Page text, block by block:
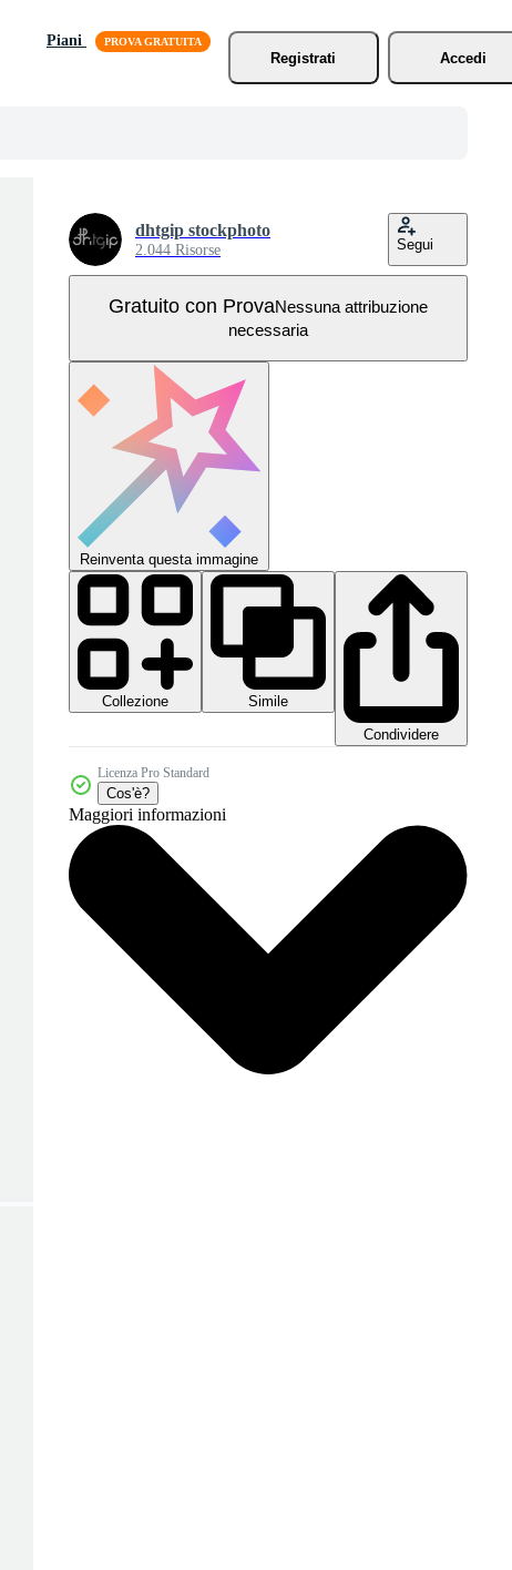
Piani
Registrati
Accedi
dhtgip stockphoto
2.044 Risorse Segui
Gratuito con ProvaNessuna attribuzione
necessaria
Reinventa questa immagine
Collezione
Simile
Condividere
Licenza Pro Standard
Cos'è?
Maggiori informazioni